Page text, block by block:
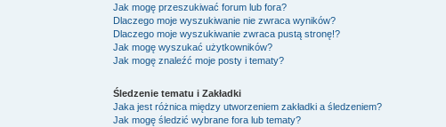
Jak mogę przeszukiwać forum lub fora?
Dlaczego moje wyszukiwanie nie zwraca wyników?
Dlaczego moje wyszukiwanie zwraca pustą stronę!?
Jak mogę wyszukać użytkowników?
Jak mogę znaleźć moje posty i tematy?
Śledzenie tematu i Zakładki
Jaka jest różnica między utworzeniem zakładki a śledzeniem?
Jak mogę śledzić wybrane fora lub tematy?